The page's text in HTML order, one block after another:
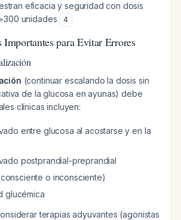
eficacia y seguridad con dosis
unidades
4
Importantes para Evitar Errores
(continuar escalando la dosis sin
de la glucosa en ayunas) debe
clínicas incluyen:
entre glucosa al acostarse y en la
postprandial-preprandial
o inconsciente)
glucémica
terapias adyuvantes (agonistas